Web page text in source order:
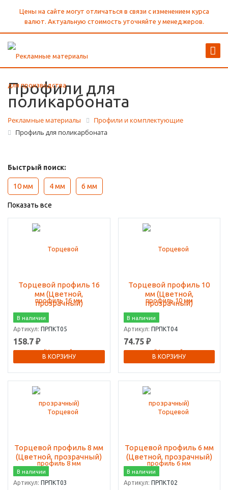
Цены на сайте могут отличаться в связи с изменением курса
валют. Актуальную стоимость уточняйте у менеджеров.
Профили для
поликарбоната
Рекламные материалы
Профили и комплектующие
Профиль для поликарбоната
Быстрый поиск:
10 мм 4 мм 6 мм
Показать все
Торцевой профиль 16
мм (Цветной,
прозрачный)
В наличии
Артикул: ПРПКТ05
158.7 ₽
В КОРЗИНУ
Торцевой профиль 10
мм (Цветной,
прозрачный)
В наличии
Артикул: ПРПКТ04
74.75 ₽
В КОРЗИНУ
Торцевой профиль 8 мм
(Цветной, прозрачный)
В наличии
Артикул: ПРПКТ03
Торцевой профиль 6 мм
(Цветной, прозрачный)
В наличии
Артикул: ПРПКТ02